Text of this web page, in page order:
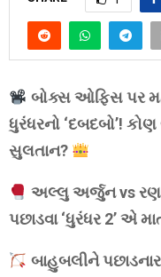
બોક્સ ઓફિસ પર
ધુરંધરનો ‘દબદબો’!
સુલતાન?
અલ્લુ અર્જુન vs
પછાડવા ‘ધુરંધર 2’ એ
બાહુબલીને પછાડનાર